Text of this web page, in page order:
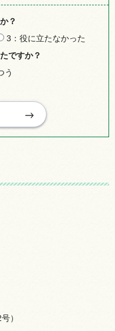
？
3：役に立たなかった
ですか？
う
）